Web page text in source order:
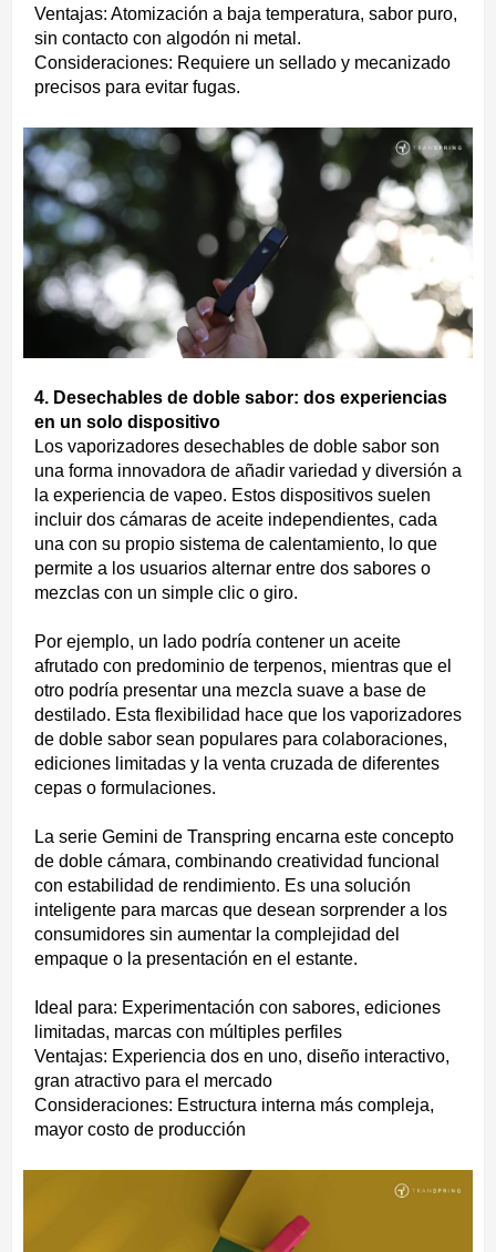
Ventajas: Atomización a baja temperatura, sabor puro,
sin contacto con algodón ni metal.
Consideraciones: Requiere un sellado y mecanizado
precisos para evitar fugas.
4. Desechables de doble sabor: dos experiencias
en un solo dispositivo
Los vaporizadores desechables de doble sabor son
una forma innovadora de añadir variedad y diversión a
la experiencia de vapeo. Estos dispositivos suelen
incluir dos cámaras de aceite independientes, cada
una con su propio sistema de calentamiento, lo que
permite a los usuarios alternar entre dos sabores o
mezclas con un simple clic o giro.
Por ejemplo, un lado podría contener un aceite
afrutado con predominio de terpenos, mientras que el
otro podría presentar una mezcla suave a base de
destilado. Esta flexibilidad hace que los vaporizadores
de doble sabor sean populares para colaboraciones,
ediciones limitadas y la venta cruzada de diferentes
cepas o formulaciones.
La serie Gemini de Transpring encarna este concepto
de doble cámara, combinando creatividad funcional
con estabilidad de rendimiento. Es una solución
inteligente para marcas que desean sorprender a los
consumidores sin aumentar la complejidad del
empaque o la presentación en el estante.
Ideal para: Experimentación con sabores, ediciones
limitadas, marcas con múltiples perfiles
Ventajas: Experiencia dos en uno, diseño interactivo,
gran atractivo para el mercado
Consideraciones: Estructura interna más compleja,
mayor costo de producción